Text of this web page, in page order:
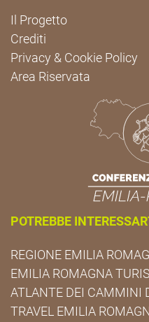
Il Progetto
Crediti
Privacy & Cookie Policy
Area Riservata
POTREBBE
REGIONE EMILIA
EMILIA ROMAGNA
ATLANTE DEI CAMMINI
TRAVEL EMILIA